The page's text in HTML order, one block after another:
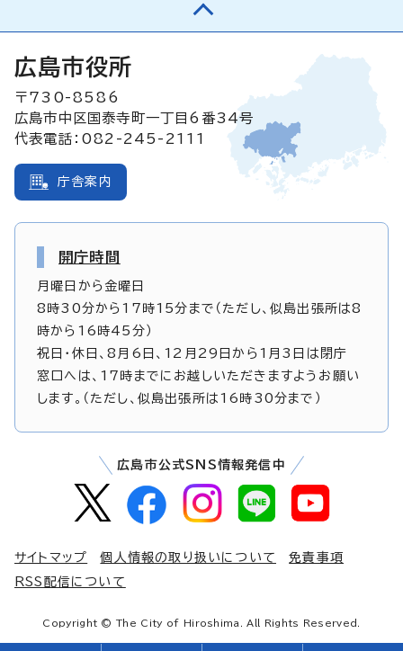
広島市役所
〒730-8586
広島市中区国泰寺町一丁目6番34号
代表電話：082-245-2111
庁舎案内
開庁時間
月曜日から金曜日
8時30分から17時15分まで（ただし、似島出張所は8
時から16時45分）
祝日・休日、8月6日、12月29日から1月3日は閉庁
窓口へは、17時までにお越しいただきますようお願い
します。（ただし、似島出張所は16時30分まで）
広島市公式SNS情報発信中
サイトマップ 個人情報の取り扱いについて
免責事項
RSS配信について
Copyright © The City of Hiroshima. All Rights Reserved.